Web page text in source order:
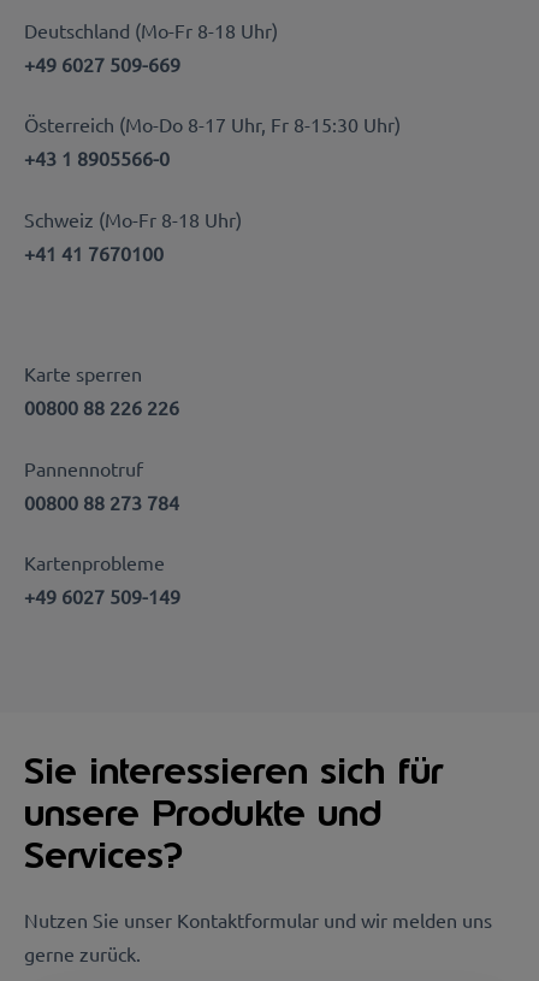
Deutschland (Mo-Fr 8-18 Uhr)
+49 6027 509-669
Österreich (Mo-Do 8-17 Uhr, Fr 8-15:30 Uhr)
+43 1 8905566-0
Schweiz (Mo-Fr 8-18 Uhr)
+41 41 7670100
Karte sperren
00800 88 226 226
Pannennotruf
00800 88 273 784
Kartenprobleme
+49 6027 509-149
Sie interessieren sich für
unsere Produkte und
Services?
Nutzen Sie unser Kontaktformular und wir melden uns
gerne zurück.